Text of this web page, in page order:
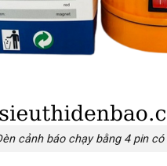
cảnh báo chạy bằng 4 pin